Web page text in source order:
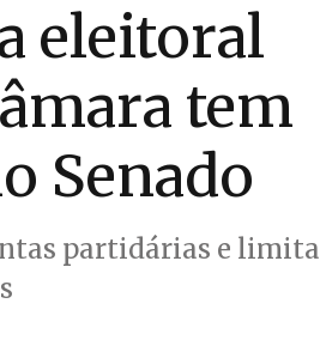
eleitoral
tem
Senado
partidárias e limita